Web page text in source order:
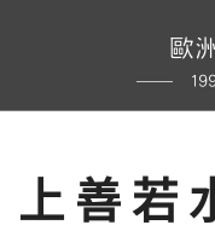
歐
上 善 若